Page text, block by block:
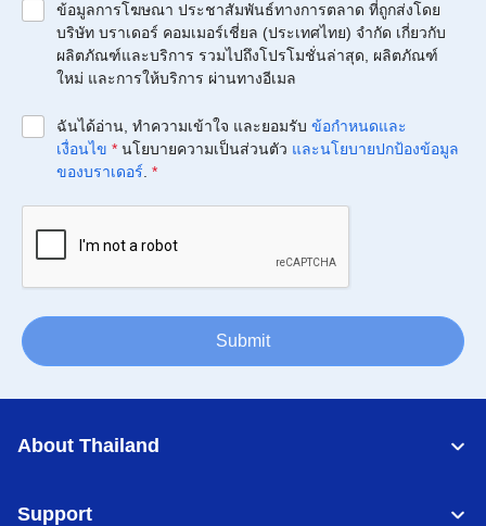
ข้อมูลการโฆษณา ประชาสัมพันธ์ทางการตลาด ที่ถูกส่งโดย
บริษัท บราเดอร์ คอมเมอร์เชี่ยล (ประเทศไทย) จำกัด เกี่ยวกับ
ผลิตภัณฑ์และบริการ รวมไปถึงโปรโมชั่นล่าสุด, ผลิตภัณฑ์
ใหม่ และการให้บริการ ผ่านทางอีเมล
ฉันได้อ่าน, ทำความเข้าใจ และยอมรับ ข้อกำหนดและ
เงื่อนไข * นโยบายความเป็นส่วนตัว และนโยบายปกป้องข้อมูล
ของบราเดอร์ *
Submit
About Thailand
Support